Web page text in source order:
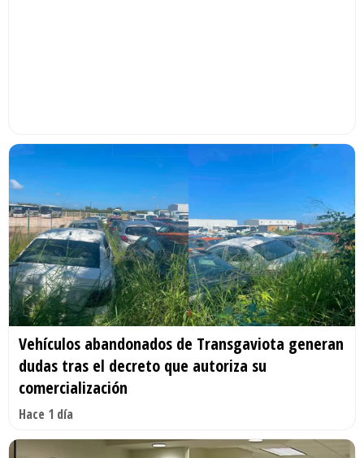
Vehículos abandonados de Transgaviota generan
dudas tras el decreto que autoriza su
comercialización
Hace 1 día